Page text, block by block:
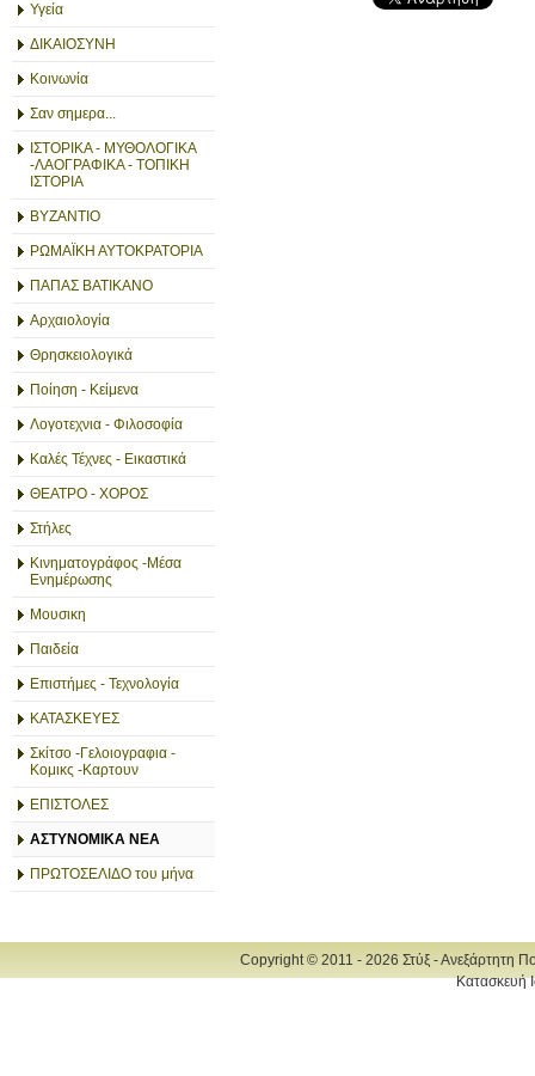
Υγεία
ΔΙΚΑΙΟΣΥΝΗ
Κοινωνία
Σαν σημερα...
ΙΣΤΟΡΙΚΑ - ΜΥΘΟΛΟΓΙΚΑ
-ΛΑΟΓΡΑΦΙΚΑ - ΤΟΠΙΚΗ
ΙΣΤΟΡΙΑ
ΒΥΖΑΝΤΙΟ
ΡΩΜΑΪΚΗ ΑΥΤΟΚΡΑΤΟΡΙΑ
ΠΑΠΑΣ ΒΑΤΙΚΑΝΟ
Αρχαιολογία
Θρησκειολογικά
Ποίηση - Κείμενα
Λογοτεχνια - Φιλοσοφία
Καλές Τέχνες - Εικαστικά
ΘΕΑΤΡΟ - ΧΟΡΟΣ
Στήλες
Κινηματογράφος -Μέσα
Ενημέρωσης
Μουσικη
Παιδεία
Επιστήμες - Τεχνολογία
ΚΑΤΑΣΚΕΥΕΣ
Σκίτσο -Γελοιογραφια -
Κομικς -Καρτουν
ΕΠΙΣΤΟΛΕΣ
ΑΣΤΥΝΟΜΙΚΑ ΝΕΑ
ΠΡΩΤΟΣΕΛΙΔΟ του μήνα
Copyright © 2011 - 2026 Στύξ - Ανεξάρτητη
Κατασκευή